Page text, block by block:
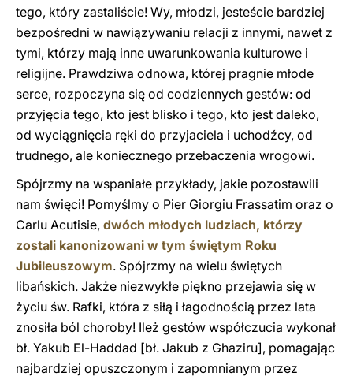
tego, który zastaliście! Wy, młodzi, jesteście bardziej
bezpośredni w nawiązywaniu relacji z innymi, nawet z
tymi, którzy mają inne uwarunkowania kulturowe i
religijne. Prawdziwa odnowa, której pragnie młode
serce, rozpoczyna się od codziennych gestów: od
przyjęcia tego, kto jest blisko i tego, kto jest daleko,
od wyciągnięcia ręki do przyjaciela i uchodźcy, od
trudnego, ale koniecznego przebaczenia wrogowi.
Spójrzmy na wspaniałe przykłady, jakie pozostawili
nam święci! Pomyślmy o Pier Giorgiu Frassatim oraz o
Carlu Acutisie, dwóch młodych ludziach, którzy
zostali kanonizowani w tym świętym Roku
Jubileuszowym. Spójrzmy na wielu świętych
libańskich. Jakże niezwykłe piękno przejawia się w
życiu św. Rafki, która z siłą i łagodnością przez lata
znosiła ból choroby! Ileż gestów współczucia wykonał
bł. Yakub El-Haddad [bł. Jakub z Ghaziru], pomagając
najbardziej opuszczonym i zapomnianym przez